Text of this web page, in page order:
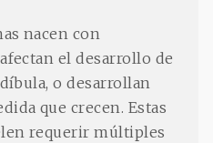
nacen con
el desarrollo de
o desarrollan
que crecen. Estas
requerir múltiples